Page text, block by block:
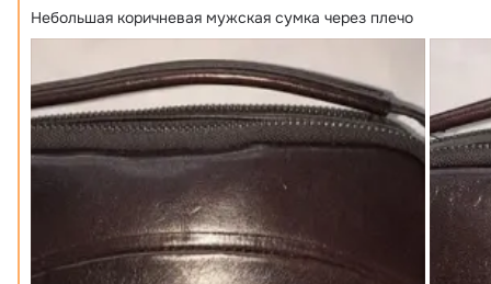
Небольшая коричневая мужская сумка через плечо